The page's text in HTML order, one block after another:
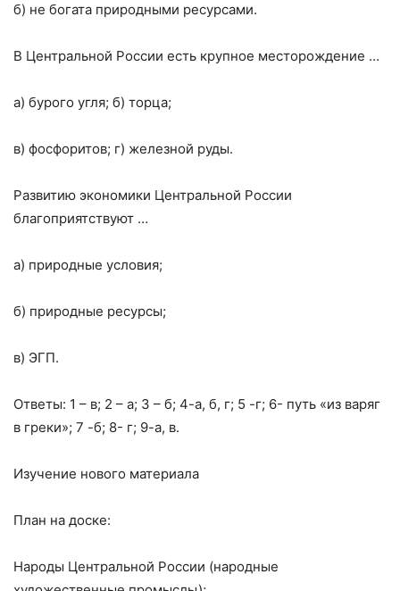
б) не богата природными ресурсами.
В Центральной России есть крупное месторождение …
а) бурого угля; б) торца;
в) фосфоритов; г) железной руды.
Развитию экономики Центральной России
благоприятствуют …
а) природные условия;
б) природные ресурсы;
в) ЭГП.
Ответы: 1 – в; 2 – а; 3 – б; 4-а, б, г; 5 -г; 6- путь «из варяг
в греки»; 7 -б; 8- г; 9-а, в.
Изучение нового материала
План на доске:
Народы Центральной России (народные